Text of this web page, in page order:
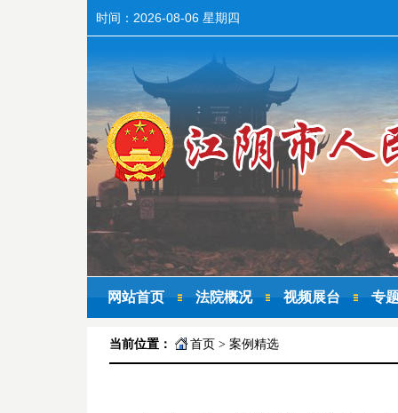
时间： 2026-08-06 星期四
网站首页 法院概况 视频展台 专
当前位置： 首页 > 案例精选